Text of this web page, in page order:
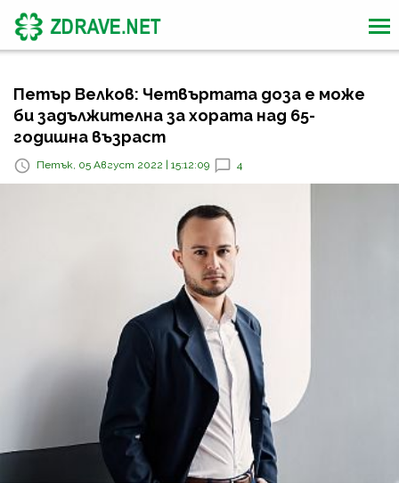
Петър Велков: Четвъртата доза е може
би задължителна за хората над 65-
годишна възраст
Петък, 05 Август 2022 | 15:12:09 4